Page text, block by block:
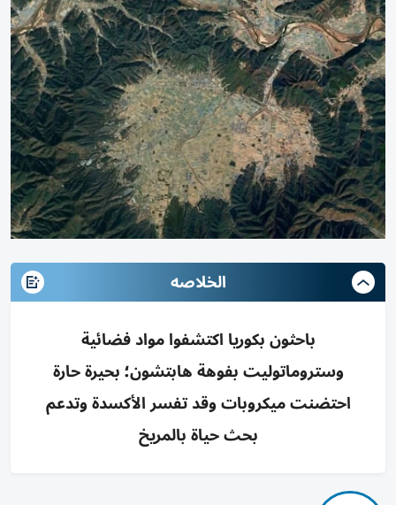
الخلاصه
باحثون بكوريا اكتشفوا مواد فضائية
وستروماتوليت بفوهة هابتشون؛ بحيرة حارة
احتضنت ميكروبات وقد تفسر الأكسدة وتدعم
بحث حياة بالمريخ